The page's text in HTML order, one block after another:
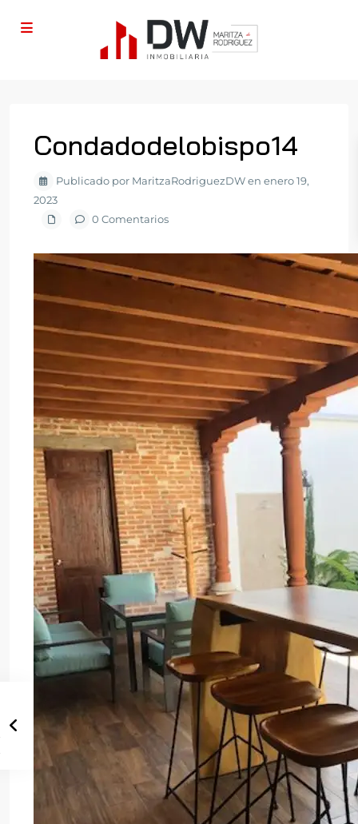
Condadodelobispo14
Publicado por MaritzaRodriguezDW en enero 19,
2023
0 Comentarios